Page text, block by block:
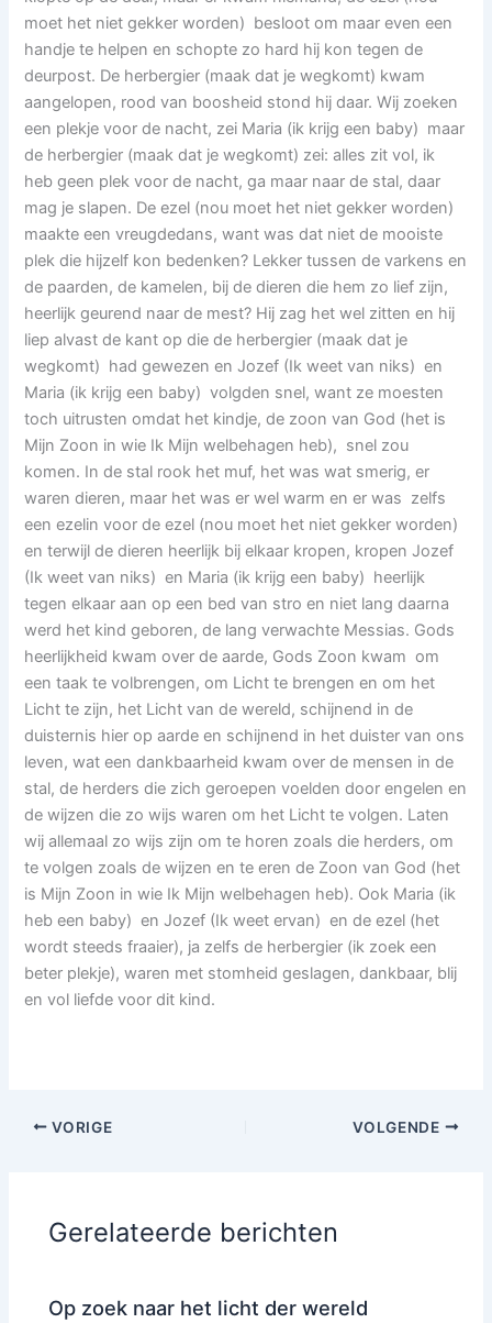
moet het niet gekker worden) besloot om maar even een
handje te helpen en schopte zo hard hij kon tegen de
deurpost. De herbergier (maak dat je wegkomt) kwam
aangelopen, rood van boosheid stond hij daar. Wij zoeken
een plekje voor de nacht, zei Maria (ik krijg een baby) maar
de herbergier (maak dat je wegkomt) zei: alles zit vol, ik
heb geen plek voor de nacht, ga maar naar de stal, daar
mag je slapen. De ezel (nou moet het niet gekker worden)
maakte een vreugdedans, want was dat niet de mooiste
plek die hijzelf kon bedenken? Lekker tussen de varkens en
de paarden, de kamelen, bij de dieren die hem zo lief zijn,
heerlijk geurend naar de mest? Hij zag het wel zitten en hij
liep alvast de kant op die de herbergier (maak dat je
wegkomt) had gewezen en Jozef (Ik weet van niks) en
Maria (ik krijg een baby) volgden snel, want ze moesten
toch uitrusten omdat het kindje, de zoon van God (het is
Mijn Zoon in wie Ik Mijn welbehagen heb), snel zou
komen. In de stal rook het muf, het was wat smerig, er
waren dieren, maar het was er wel warm en er was zelfs
een ezelin voor de ezel (nou moet het niet gekker worden)
en terwijl de dieren heerlijk bij elkaar kropen, kropen Jozef
(Ik weet van niks) en Maria (ik krijg een baby) heerlijk
tegen elkaar aan op een bed van stro en niet lang daarna
werd het kind geboren, de lang verwachte Messias. Gods
heerlijkheid kwam over de aarde, Gods Zoon kwam om
een taak te volbrengen, om Licht te brengen en om het
Licht te zijn, het Licht van de wereld, schijnend in de
duisternis hier op aarde en schijnend in het duister van ons
leven, wat een dankbaarheid kwam over de mensen in de
stal, de herders die zich geroepen voelden door engelen en
de wijzen die zo wijs waren om het Licht te volgen. Laten
wij allemaal zo wijs zijn om te horen zoals die herders, om
te volgen zoals de wijzen en te eren de Zoon van God (het
is Mijn Zoon in wie Ik Mijn welbehagen heb). Ook Maria (ik
heb een baby) en Jozef (Ik weet ervan) en de ezel (het
wordt steeds fraaier), ja zelfs de herbergier (ik zoek een
beter plekje), waren met stomheid geslagen, dankbaar, blij
en vol liefde voor dit kind.
VORIGE VOLGENDE
Gerelateerde berichten
Op zoek naar het licht der wereld